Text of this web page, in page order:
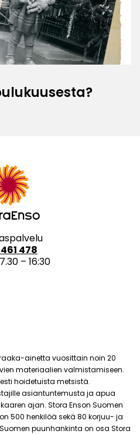
478
– 16:30
ainetta vuosittain noin 20
materiaalien valmistamiseen.
hoidetuista metsistä.
asiantuntemusta ja apua
ajan. Stora Enson Suomen
500 henkilöä sekä 80 korjuu- ja
puunhankinta on osa Stora